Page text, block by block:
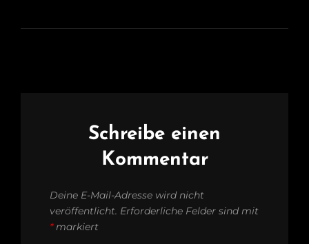
Schreibe einen
Kommentar
Deine E-Mail-Adresse wird nicht
veröffentlicht. Erforderliche Felder sind mit
*markiert